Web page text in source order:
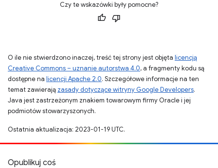
Czy te wskazówki były pomocne?
O ile nie stwierdzono inaczej, treść tej strony jest objęta licencją
Creative Commons – uznanie autorstwa 4.0, a fragmenty kodu są
dostępne na licencji Apache 2.0. Szczegółowe informacje na ten
temat zawierają zasady dotyczące witryny Google Developers.
Java jest zastrzeżonym znakiem towarowym firmy Oracle i jej
podmiotów stowarzyszonych.
Ostatnia aktualizacja: 2023-01-19 UTC.
Opublikuj coś